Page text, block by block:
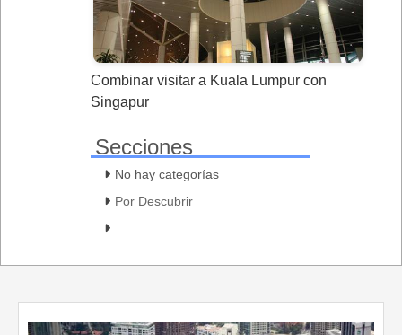
Combinar visitar a Kuala Lumpur con
Singapur
Secciones
No hay categorías
Por Descubrir